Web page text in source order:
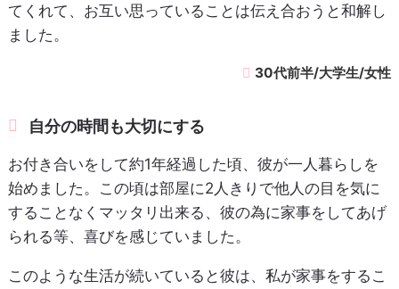
てくれて、お互い思っていることは伝え合おうと和解し
ました。
30代前半/大学生/女性
自分の時間も大切にする
お付き合いをして約1年経過した頃、彼が一人暮らしを
始めました。この頃は部屋に2人きりで他人の目を気に
することなくマッタリ出来る、彼の為に家事をしてあげ
られる等、喜びを感じていました。
このような生活が続いていると彼は、私が家事をするこ